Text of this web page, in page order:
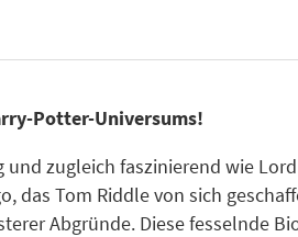
Potter-Universums!
zugleich faszinierend wie Lord
das Tom Riddle von sich
Abgründe. Diese fesselnde